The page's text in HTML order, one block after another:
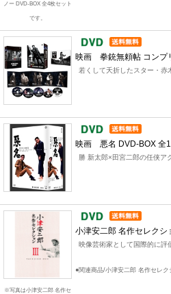
ノー DVD-BOX 全4枚セット
です。
映画 拳銃無頼帖 コンプ
若くして夭折したスター・赤
映画 悪名 DVD-BOX 全
勝 新太郎×田宮二郎の任侠ア
※写真は小津安二郎 名作セ
小津安二郎 名作セレクシ
映像芸術家として国際的に評
●関連商品/小津安二郎 名作セレ